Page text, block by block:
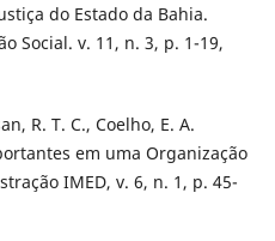
do Estado da Bahia.
Social. v. 11, n. 3, p. 1-19,
R. T. C., Coelho, E. A.
em uma Organização
IMED, v. 6, n. 1, p. 45-